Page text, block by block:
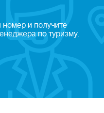
и получите
по туризму.